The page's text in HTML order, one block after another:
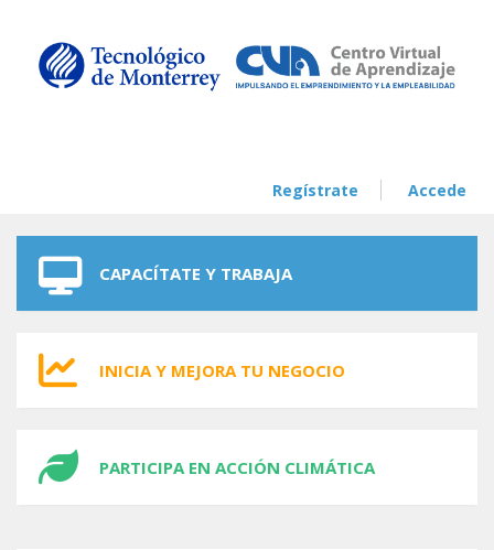
Regístrate Accede
CAPACÍTATE Y TRABAJA
INICIA Y MEJORA TU NEGOCIO
PARTICIPA EN ACCIÓN CLIMÁTICA